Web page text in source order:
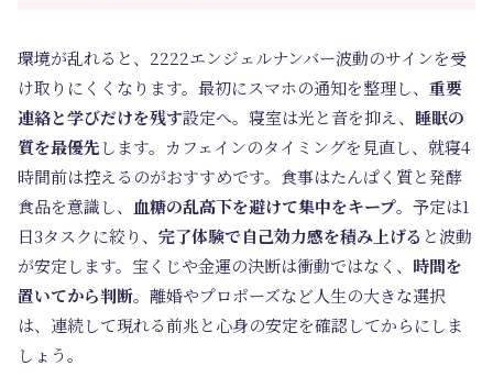
環境が乱れると、2222エンジェルナンバー波動のサインを受
け取りにくくなります。最初にスマホの通知を整理し、 重要
連絡と学びだけを残す設定へ。寝室は光と音を抑え、 睡眠の
質を最優先します。カフェインのタイミングを見直し、就寝4
時間前は控えるのがおすすめです。食事はたんぱく質と発酵
食品を意識し、 血糖の乱高下を避けて集中をキープ。予定は1
日3タスクに絞り、 完了体験で自己効力感を積み上げる と波動
が安定します。宝くじや金運の決断は衝動ではなく、 時間を
置いてから判断。離婚やプロポーズなど人生の大きな選択
は、連続して現れる前兆と心身の安定を確認してからにしま
しょう。